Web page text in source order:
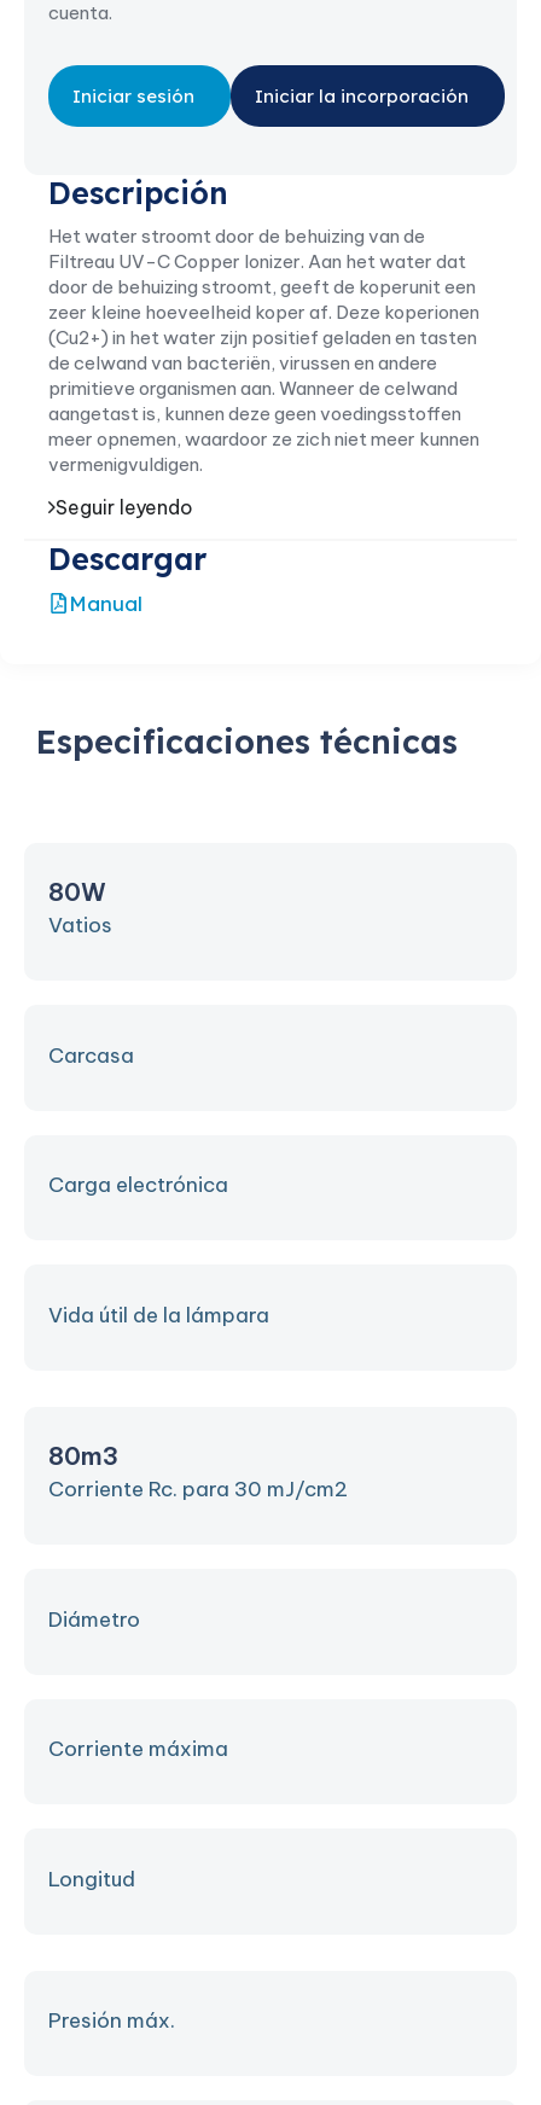
cuenta.
Iniciar sesión Iniciar la incorporación
Descripción
Het water stroomt door de behuizing van de
Filtreau UV-C Copper Ionizer. Aan het water dat
door de behuizing stroomt, geeft de koperunit een
zeer kleine hoeveelheid koper af. Deze koperionen
(Cu2+) in het water zijn positief geladen en tasten
de celwand van bacteriën, virussen en andere
primitieve organismen aan. Wanneer de celwand
aangetast is, kunnen deze geen voedingsstoffen
meer opnemen, waardoor ze zich niet meer kunnen
vermenigvuldigen.
Seguir leyendo
Descargar
Manual
Especificaciones técnicas
80W
Vatios
Carcasa
Carga electrónica
Vida útil de la lámpara
80m3
Corriente Rc. para 30 mJ/cm2
Diámetro
Corriente máxima
Longitud
Presión máx.